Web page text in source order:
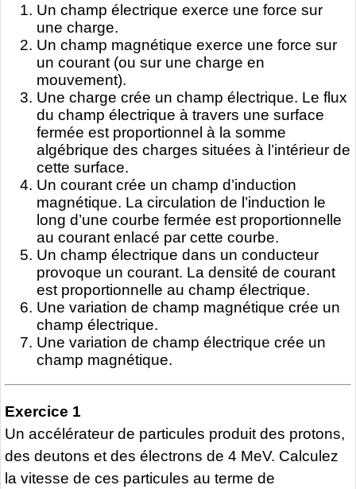
Un champ électrique exerce une force sur
une charge.
Un champ magnétique exerce une force sur
un courant (ou sur une charge en
mouvement).
Une charge crée un champ électrique. Le flux
du champ électrique à travers une surface
fermée est proportionnel à la somme
algébrique des charges situées à l’intérieur de
cette surface.
Un courant crée un champ d’induction
magnétique. La circulation de l’induction le
long d’une courbe fermée est proportionnelle
au courant enlacé par cette courbe.
Un champ électrique dans un conducteur
provoque un courant. La densité de courant
est proportionnelle au champ électrique.
Une variation de champ magnétique crée un
champ électrique.
Une variation de champ électrique crée un
champ magnétique.
Exercice 1
Un accélérateur de particules produit des protons,
des deutons et des électrons de 4 MeV. Calculez
la vitesse de ces particules au terme de